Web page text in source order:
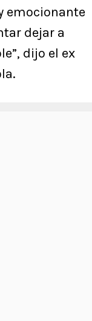
emocionante
dejar a
dijo el ex